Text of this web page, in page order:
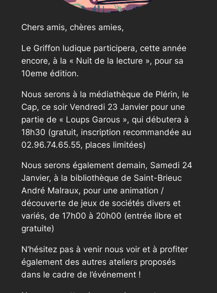
Chers amis, chères amies,
Le Griffon ludique participera, cette année
encore, à la « Nuit de la lecture », pour sa
10eme édition.
Nous serons à la médiathèque de Plérin, le
Cap, ce soir Vendredi 23 Janvier pour une
partie de « Loups Garous », qui débutera à
18h30 (gratuit, inscription recommandée au
02.96.74.65.55, places limitées)
Nous serons également demain, Samedi 24
Janvier, à la bibliothèque de Saint-Brieuc
André Malraux, pour une animation /
découverte de jeux de sociétés divers et
variés, de 17h00 à 20h00 (entrée libre et
gratuite)
N’hésitez pas à venir nous voir et à profiter
également des autres ateliers proposés
dans le cadre de l’événement !